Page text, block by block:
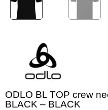
ODLO BL TOP crew
BLACK – BLACK